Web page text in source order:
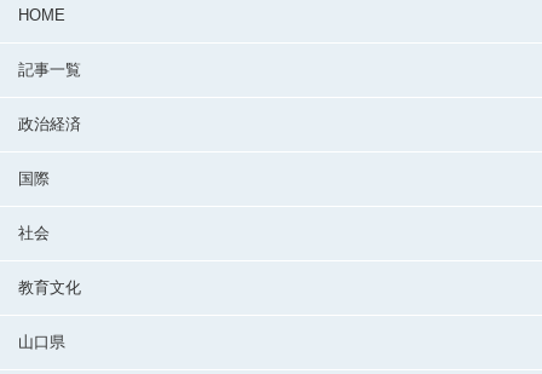
HOME
記事一覧
政治経済
国際
社会
教育文化
山口県